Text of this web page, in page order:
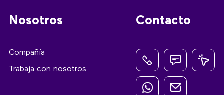
Nosotros
Compañía
Trabaja con nosotros
Contacto